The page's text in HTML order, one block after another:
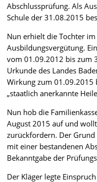
Abschlussprüfung. Als
Schule der 31.08.2015
Nun erhielt die Tochter
Ausbildungsvergütung.
vom 01.09.2012 bis zum
Urkunde des Landes
Wirkung zum 01.09.2015
„staatlich anerkannte
Nun hob die
August 2015 auf und
zurückfordern. Der
mit einer bestandenen
Bekanntgabe der
Der Kläger legte